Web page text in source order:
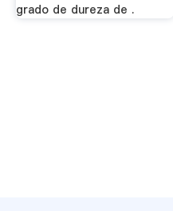
grado de dureza de .